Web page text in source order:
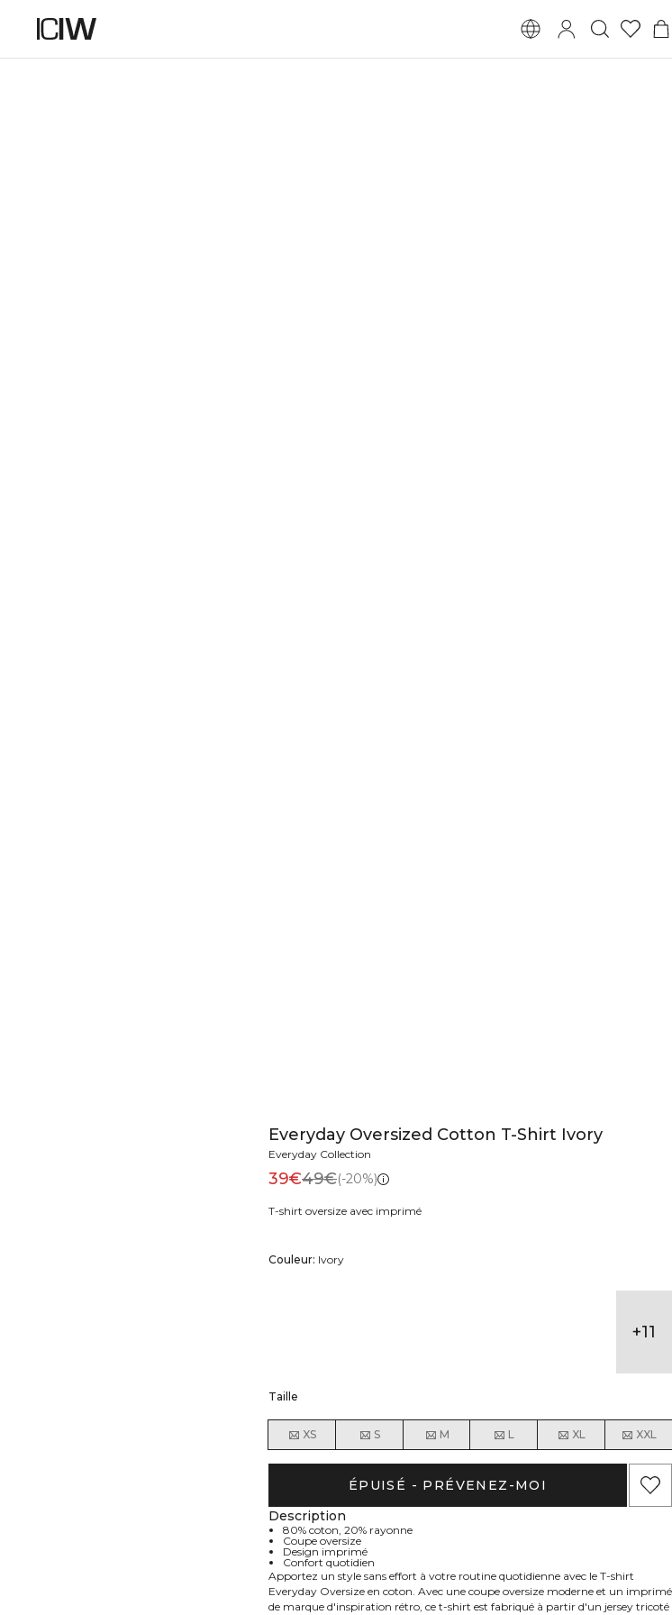
Everyday Oversized Cotton T-Shirt Ivory
Everyday Collection
39€49€(-20%)
T-shirt oversize avec imprimé
Couleur: Ivory
+11
Taille
XS S M L XL XXL
ÉPUISÉ - PRÉVENEZ-MOI
Description
80% coton, 20% rayonne
Coupe oversize
Design imprimé
Confort quotidien
Apportez un style sans effort à votre routine quotidienne avec le T-shirt
Everyday Oversize en coton. Avec une coupe oversize moderne et un imprimé
de marque d'inspiration rétro, ce t-shirt est fabriqué à partir d'un jersey tricoté